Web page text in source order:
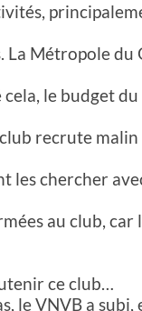
La Métropole du
le budget
recrute malin
les chercher
au club, car
ce club…
le VNVB a subi,